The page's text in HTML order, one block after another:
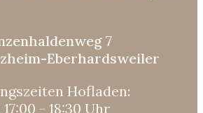
7
Eberhardsweiler
Hofladen:
17:00 - 18:30 Uhr